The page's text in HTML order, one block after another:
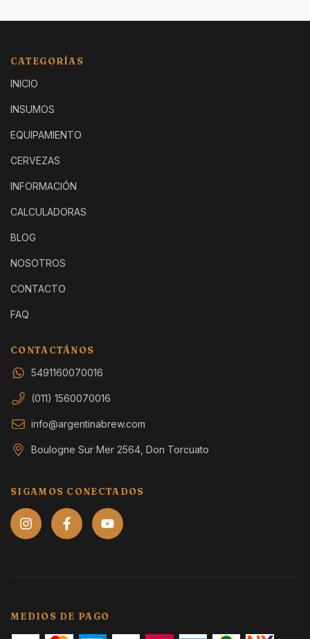
CATEGORÍAS
INICIO
INSUMOS
EQUIPAMIENTO
CERVEZAS
INFORMACIÓN
CALCULADORAS
BLOG
NOSOTROS
CONTACTO
FAQ
CONTACTÁNOS
5491160070016
(011) 1560070016
info@argentinabrew.com
Boulogne Sur Mer 2564, Don Torcuato
SIGAMOS CONECTADOS
MEDIOS DE PAGO